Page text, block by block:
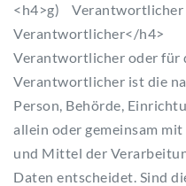
<h4>g) Verantwortlicher
Verantwortlicher</h4>
Verantwortlicher oder für
Verantwortlicher ist die
Person, Behörde,
allein oder gemeinsam
und Mittel der
Daten entscheidet. Sind